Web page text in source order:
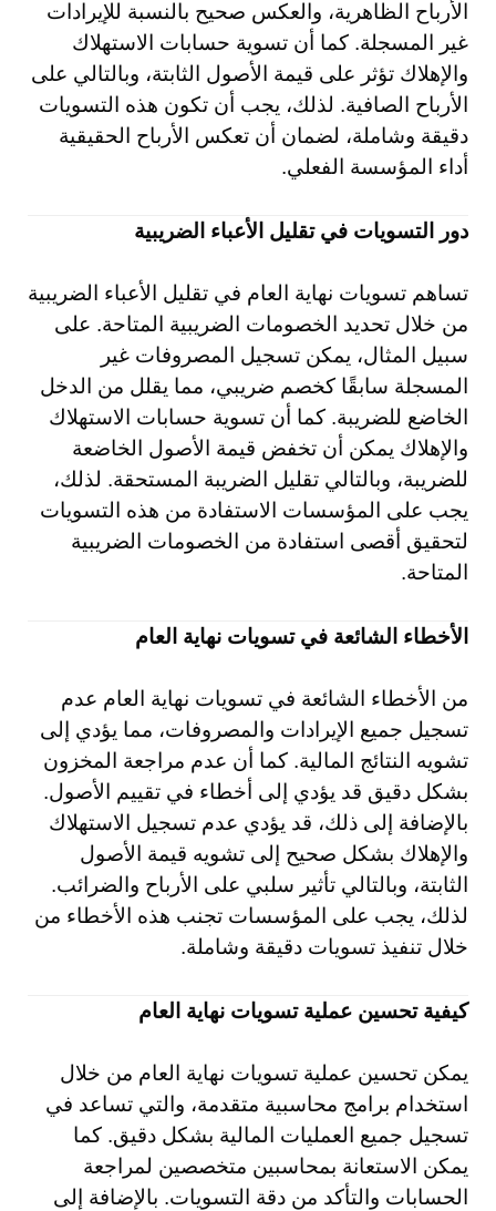
الأرباح الظاهرية، والعكس صحيح بالنسبة للإيرادات
غير المسجلة. كما أن تسوية حسابات الاستهلاك
والإهلاك تؤثر على قيمة الأصول الثابتة، وبالتالي على
الأرباح الصافية. لذلك، يجب أن تكون هذه التسويات
دقيقة وشاملة، لضمان أن تعكس الأرباح الحقيقية
أداء المؤسسة الفعلي.
دور التسويات في تقليل الأعباء الضريبية
تساهم تسويات نهاية العام في تقليل الأعباء الضريبية
من خلال تحديد الخصومات الضريبية المتاحة. على
سبيل المثال، يمكن تسجيل المصروفات غير
المسجلة سابقًا كخصم ضريبي، مما يقلل من الدخل
الخاضع للضريبة. كما أن تسوية حسابات الاستهلاك
والإهلاك يمكن أن تخفض قيمة الأصول الخاضعة
للضريبة، وبالتالي تقليل الضريبة المستحقة. لذلك،
يجب على المؤسسات الاستفادة من هذه التسويات
لتحقيق أقصى استفادة من الخصومات الضريبية
المتاحة.
الأخطاء الشائعة في تسويات نهاية العام
من الأخطاء الشائعة في تسويات نهاية العام عدم
تسجيل جميع الإيرادات والمصروفات، مما يؤدي إلى
تشويه النتائج المالية. كما أن عدم مراجعة المخزون
بشكل دقيق قد يؤدي إلى أخطاء في تقييم الأصول.
بالإضافة إلى ذلك، قد يؤدي عدم تسجيل الاستهلاك
والإهلاك بشكل صحيح إلى تشويه قيمة الأصول
الثابتة، وبالتالي تأثير سلبي على الأرباح والضرائب.
لذلك، يجب على المؤسسات تجنب هذه الأخطاء من
خلال تنفيذ تسويات دقيقة وشاملة.
كيفية تحسين عملية تسويات نهاية العام
يمكن تحسين عملية تسويات نهاية العام من خلال
استخدام برامج محاسبية متقدمة، والتي تساعد في
تسجيل جميع العمليات المالية بشكل دقيق. كما
يمكن الاستعانة بمحاسبين متخصصين لمراجعة
الحسابات والتأكد من دقة التسويات. بالإضافة إلى